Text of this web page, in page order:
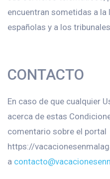
encuentran sometidas a
españolas y a los
CONTACTO
En caso de que cualquier
acerca de estas
comentario sobre el portal
https://
a